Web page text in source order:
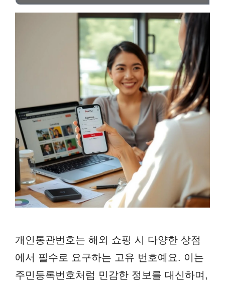
개인통관번호는 해외 쇼핑 시 다양한 상점
에서 필수로 요구하는 고유 번호예요. 이는
주민등록번호처럼 민감한 정보를 대신하며,